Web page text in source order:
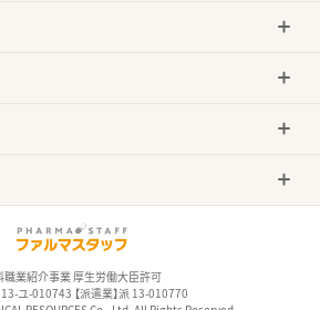
職業紹介事業 厚生労働大臣許可
13-ユ-010743 【派遣業】派 13-010770